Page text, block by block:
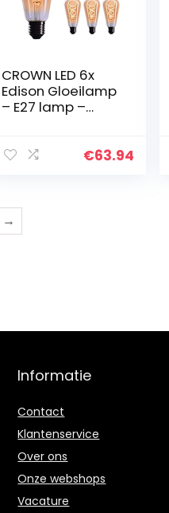
CROWN LED 6x
Edison Gloeilamp
– E27 lamp –
V, EL17 – Vintage
Look…
€63.94
→
Informatie
Contact
Klantenservice
Over ons
Onze webshops
Vacature